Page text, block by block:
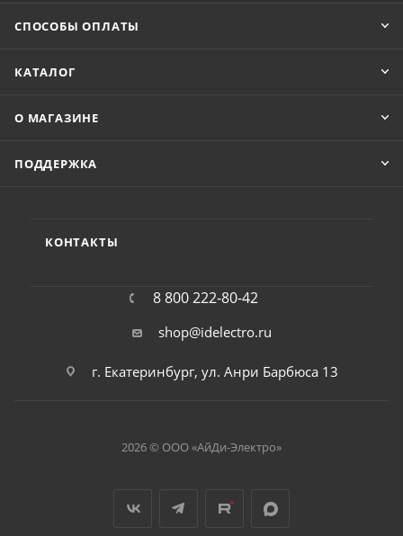
СПОСОБЫ ОПЛАТЫ
КАТАЛОГ
О МАГАЗИНЕ
ПОДДЕРЖКА
КОНТАКТЫ
8 800 222-80-42
shop@idelectro.ru
г. Екатеринбург, ул. Анри Барбюса 13
2026 © ООО «АйДи-Электро»